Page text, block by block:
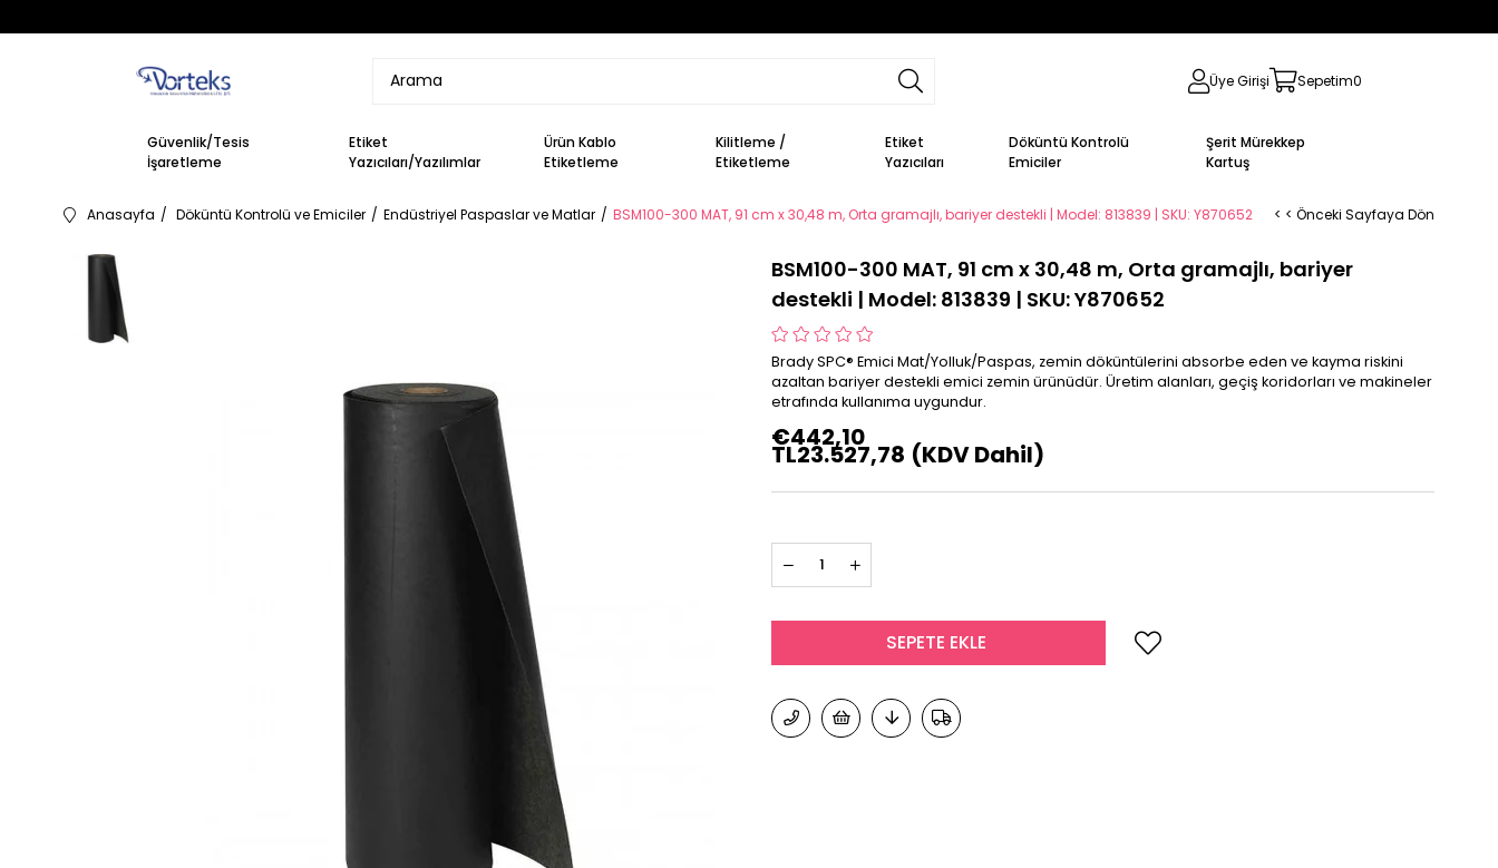
Üye Girişi Sepetim0
Güvenlik/Tesis
İşaretleme
Etiket
Yazıcıları/Yazılımlar
Ürün Kablo
Etiketleme
Kilitleme /
Etiketleme
Etiket
Yazıcıları
Döküntü Kontrolü
Emiciler
Şerit Mürekkep
Kartuş
Anasayfa Döküntü Kontrolü ve Emiciler Endüstriyel Paspaslar ve Matlar BSM100-300 MAT, 91 cm x 30,48 m, Orta gramajlı, bariyer destekli | Model: 813839 | SKU: Y870652 < < Önceki Sayfaya Dön
BSM100-300 MAT, 91 cm x 30,48 m, Orta gramajlı, bariyer
destekli | Model: 813839 | SKU: Y870652
Brady SPC® Emici Mat/Yolluk/Paspas, zemin döküntülerini absorbe eden ve kayma riskini
azaltan bariyer destekli emici zemin ürünüdür. Üretim alanları, geçiş koridorları ve makineler
etrafında kullanıma uygundur.
€442,10
TL23.527,78 (KDV Dahil)